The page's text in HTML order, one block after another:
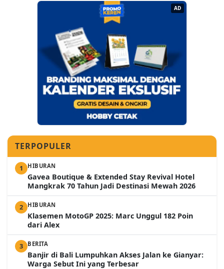
AD
TERPOPULER
1 HIBURAN
Gavea Boutique & Extended Stay Revival Hotel
Mangkrak 70 Tahun Jadi Destinasi Mewah 2026
2 HIBURAN
Klasemen MotoGP 2025: Marc Unggul 182 Poin
dari Alex
3 BERITA
Banjir di Bali Lumpuhkan Akses Jalan ke Gianyar:
Warga Sebut Ini yang Terbesar